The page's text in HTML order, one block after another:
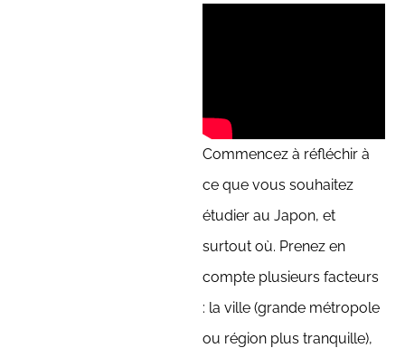
Commencez à réfléchir à
ce que vous souhaitez
étudier au Japon, et
surtout où. Prenez en
compte plusieurs facteurs
: la ville (grande métropole
ou région plus tranquille),